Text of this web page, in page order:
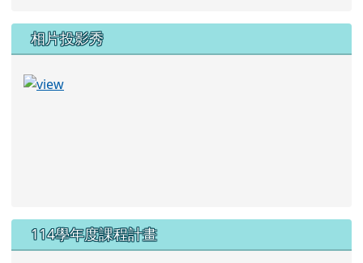
1) 114-1全校班級總
日課表.pdf
相片投影秀